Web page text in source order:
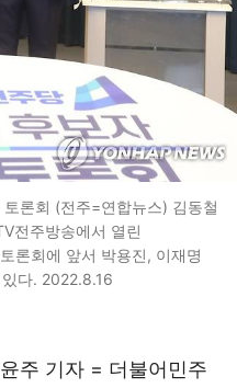
론회 (전주=연합뉴스) 김동철
전주방송에서 열린
론회에 앞서 박용진, 이재명
다. 2022.8.16
주 기자 = 더불어민주